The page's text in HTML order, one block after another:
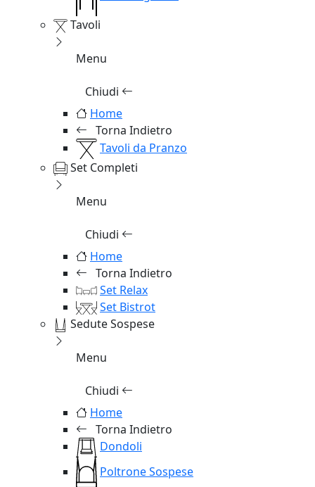
Tavoli
Menu
Chiudi
Home
Torna Indietro
Tavoli da Pranzo
Set Completi
Menu
Chiudi
Home
Torna Indietro
Set Relax
Set Bistrot
Sedute Sospese
Menu
Chiudi
Home
Torna Indietro
Dondoli
Poltrone Sospese